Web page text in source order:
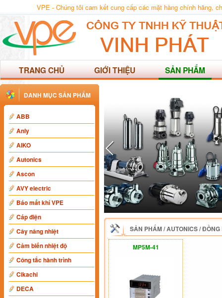
VPE - Chúng tôi cam kết cung cấp các mặt hàng chính hãng,
TRANG CHỦ GIỚI THIỆU SẢN PHẨM
DANH MỤC SẢN PHẨM
ABB
Anly
AIKO
Autonics
Ascon
AVY electric
Báo mất khí VPE
Cáp điện
Cây nâng nhiệt
Cảm biến nhiệt độ
Công tắc hành trình
Cikachi
DECA
SẢN PHẨM/AUTONICS/ĐỒNG
MP5M-41